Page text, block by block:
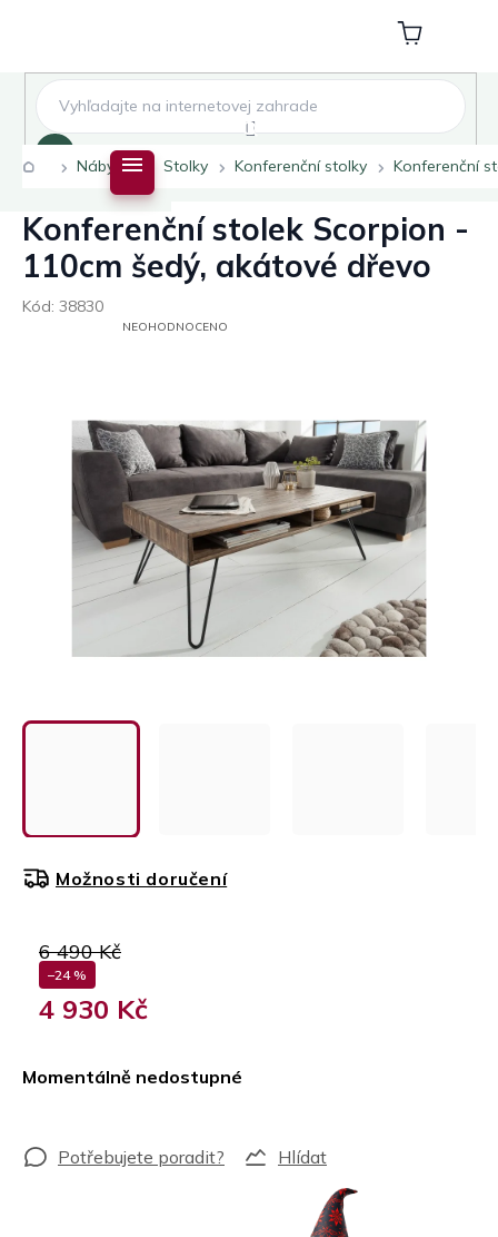
Nákupní
košík
DomůNábytek Stolky Konferenční stolky Konferenční
Konferenční stolek Scorpion -
110cm šedý, akátové dřevo
Kód: 38830
PRŮMĚRNÉ
HVĚZDIČEK.
NEOHODNOCENO
6 490 Kč
–24 %
4 930 Kč
Momentálně nedostupné
Možnosti doručení
Hlídat